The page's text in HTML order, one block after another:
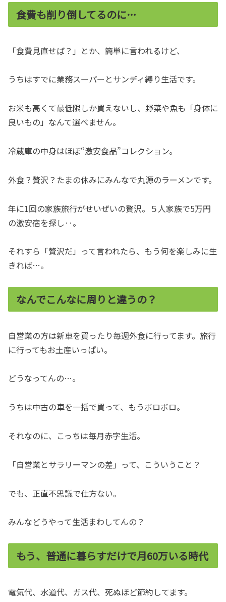
食費も削り倒してるのに…
「食費見直せば？」とか、簡単に言われるけど、
うちはすでに業務スーパーとサンディ縛り生活です。
お米も高くて最低限しか買えないし、野菜や魚も「身体に
良いもの」なんて選べません。
冷蔵庫の中身はほぼ“激安食品”コレクション。
外食？贅沢？たまの休みにみんなで丸源のラーメンです。
年に1回の家族旅行がせいぜいの贅沢。５人家族で5万円
の激安宿を探し‥。
それすら「贅沢だ」って言われたら、もう何を楽しみに生
きれば…。
なんでこんなに周りと違うの？
自営業の方は新車を買ったり毎週外食に行ってます。旅行
に行ってもお土産いっぱい。
どうなってんの…。
うちは中古の車を一括で買って、もうボロボロ。
それなのに、こっちは毎月赤字生活。
「自営業とサラリーマンの差」って、こういうこと？
でも、正直不思議で仕方ない。
みんなどうやって生活まわしてんの？
もう、普通に暮らすだけで月60万いる時代
電気代、水道代、ガス代、死ぬほど節約してます。